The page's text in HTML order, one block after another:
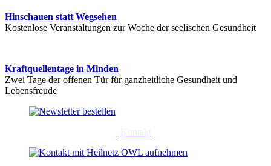
Hinschauen statt Wegsehen
Kostenlose Veranstaltungen zur Woche der seelischen Gesundheit
Kraftquellentage in Minden
Zwei Tage der offenen Tür für ganzheitliche Gesundheit und
Lebensfreude